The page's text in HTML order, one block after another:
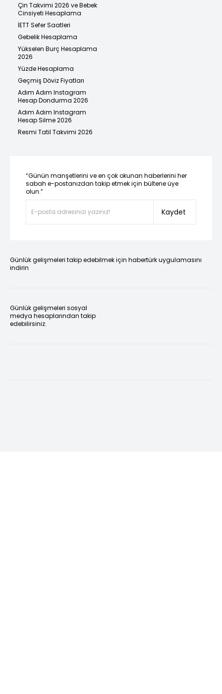
Çin Takvimi 2026 ve Bebek
Cinsiyeti Hesaplama
İETT Sefer Saatleri
Gebelik Hesaplama
Yükselen Burç Hesaplama
2026
Yüzde Hesaplama
Geçmiş Döviz Fiyatları
Adım Adım Instagram
Hesap Dondurma 2026
Adım Adım Instagram
Hesap Silme 2026
Resmi Tatil Takvimi 2026
“Günün manşetlerini ve en çok okunan haberlerini her
sabah e-postanızdan takip etmek için bültene üye
olun.”
Kaydet
Günlük gelişmeleri takip edebilmek için habertürk uygulamasını
indirin
Günlük gelişmeleri sosyal
medya hesaplarından takip
edebilirsiniz.